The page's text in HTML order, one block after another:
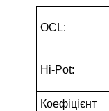
OCL:
Hi-Pot:
Коефіцієнт